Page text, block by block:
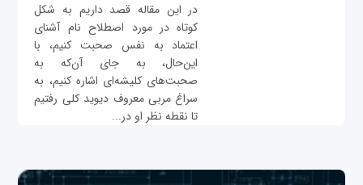
در این مقاله قصد داریم به شکل
کوتاه در مورد اصطلاح نام آشنای
اعتماد به نفس صحبت کنیم، با
این‌حال، به جای آن‌که به
صحبت‌های کلیشه‌ای اشاره کنیم، به
سراغ مربی معروف دیوید کلی رفتیم
تا نقطه نظر او در...